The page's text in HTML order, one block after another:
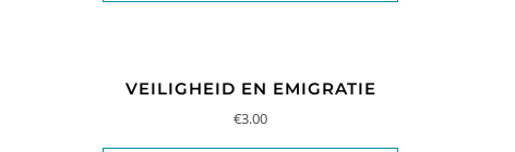
VEILIGHEID EN EMIGRATIE
€3.00